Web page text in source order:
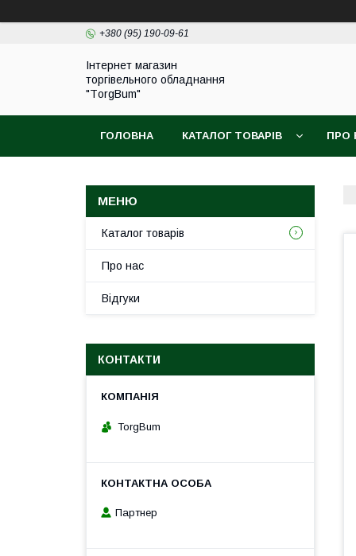
+380 (95) 190-09-61
Інтернет магазин
торгівельного обладнання
"ТorgBum"
ГОЛОВНА КАТАЛОГ ТОВАРІВ ПРО
Каталог товарів
Про нас
Відгуки
КОНТАКТИ
TorgBum
Партнер